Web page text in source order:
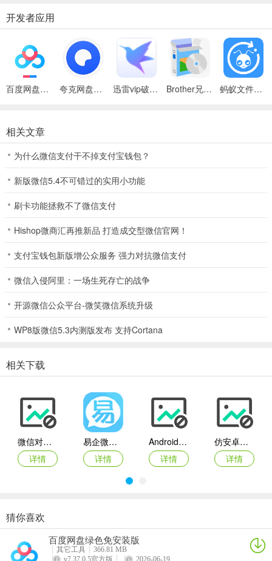
4、文字提取与翻译
5、微信号查找与添加
可以查找微信号并添加朋友
2.你可以在电脑上跟所有微信好友聊天
3.你可以全球范围内查找任何地点使用微信
开发者应用
百度网盘绿色免安装Pc电脑版 夸克网盘官方正式版 迅雷vip破解版永久会员2024版 Brother兄弟 MFC-8480DN多功能一体机ISIS驱动 蚂蚁文件（数据恢复大师）
相关文章
为什么微信支付干不掉支付宝钱包？
新版微信5.4不可错过的实用小功能
刷卡功能拯救不了微信支付
Hishop微商汇再推新品 打造成交型微信官网！
支付宝钱包新版增公众服务 强力对抗微信支付
微信入侵阿里：一场生死存亡的战争
开源微信公众平台-微笑微信系统升级
WP8版微信5.3内测版发布 支持Cortana
相关下载
微信对话生成器
详情
易企微微信编辑器
详情
Android例子源码模仿安卓微信、云播雷达扫描动画效果
详情
仿安卓微信、云播雷达扫描动画效果
详情
微信记录恢复助手
详情
维泰微信机器人软件
详情
Android 仿微信下拉录制视频
Android 高仿微信导航页开门效果源码
猜你喜欢
百度网盘绿色免安装版
其它工具
366.81 MB
v7.37.0.5官方版
2026-06-19